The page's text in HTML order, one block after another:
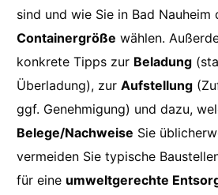
sind und wie Sie in Bad Nauheim
Containergröße wählen.
konkrete Tipps zur Beladung
Überladung), zurAufstellung
ggf. Genehmigung) und dazu,
Belege/Nachweise Sie
vermeiden Sie typische
für eine umweltgerechte